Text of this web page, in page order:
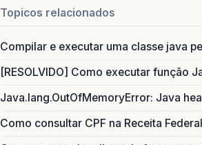
Topicos relacionados
Compilar e executar uma classe java
[RESOLVIDO] Como executar função
Java.lang.OutOfMemoryError: Java
Como consultar CPF na Receita